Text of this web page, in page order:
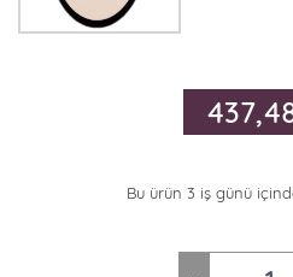
Bu ürün 3 iş günü